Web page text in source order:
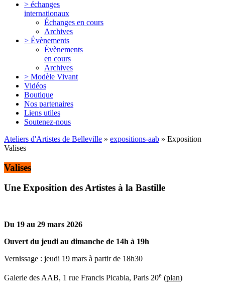
> échanges
internationaux
Échanges en cours
Archives
> Évènements
Évènements
en cours
Archives
> Modèle Vivant
Vidéos
Boutique
Nos partenaires
Liens utiles
Soutenez-nous
Ateliers d'Artistes de Belleville » expositions-aab » Exposition
Valises
Valises
Une Exposition des Artistes à la Bastille
Du 19 au 29 mars 2026
Ouvert du jeudi au dimanche de 14h à 19h
Vernissage ‬: jeudi 19 mars à partir de 18h30
Galerie des AAB, 1 rue Francis Picabia, Paris 20e (plan)